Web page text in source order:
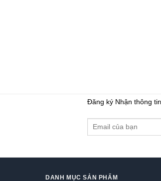
Đăng ký Nhận thông
DANH MỤC SẢN PHẨM